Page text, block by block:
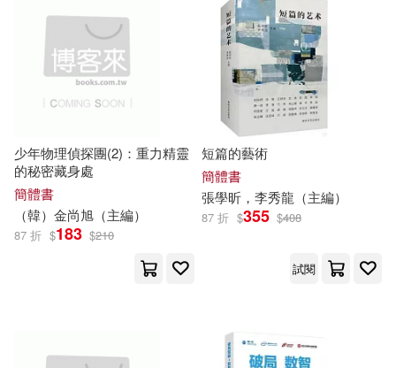
山香教師招聘考試命題研究中心主
甘智榮（主編）(265)
朱海峰（主編）(226)
武澤濤（主編）(220)
於清峰（主編）(196)
中國醫藥科技出版社(4256)
中國建築工業出版社(4036)
中國中醫藥出版社(3921)
中國農業出版社(3755)
浙江大學出版社(3682)
本週上市新品(125)
電子書 (可複選)
適合手機平板閱讀(4599)
適合平板閱讀(7629)
免費電子書(171)
少年物理偵探團(2)：重力精靈
的秘密藏身處
簡體書
（韓）金尚旭（主編）
87 折 $183 $210
短篇的藝術
簡體書
張學昕，李秀龍（主編）
87 折 $355 $408
試閱